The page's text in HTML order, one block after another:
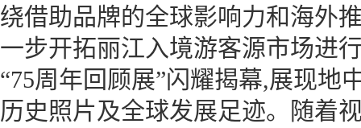
绕借助品牌的全球影响力和海外
一步开拓丽江入境游客源市场进
“75周年回顾展”闪耀揭幕,展现地
历史照片及全球发展足迹。随着